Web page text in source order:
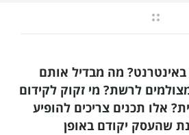
מה מבדיל אותם
לרשת? מי זקוק לקידום
אלו תכנים צריכים להופיע
שהעסק יקודם באופן